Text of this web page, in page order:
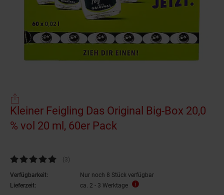
Kleiner Feigling Das Original Big-Box 20,0
% vol 20 ml, 60er Pack
Kundenbewertung: 5 von 5 Sternen
(3Kundenbewertungen
)
Verfügbarkeit:
Nur noch 8 Stück verfügbar
Lieferzeit:
ca. 2 - 3 Werktage